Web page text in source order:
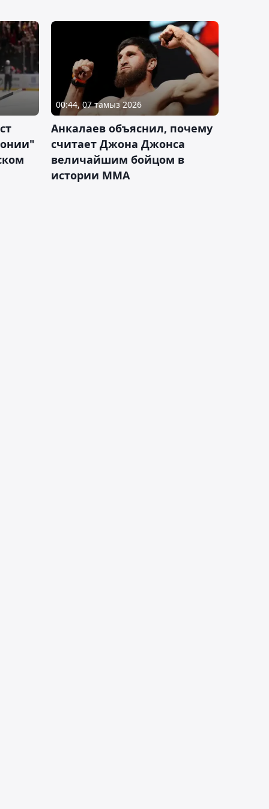
00:44, 07 тамыз 2026
Анкалаев объяснил, почему
считает Джона Джонса
величайшим бойцом в
истории ММА